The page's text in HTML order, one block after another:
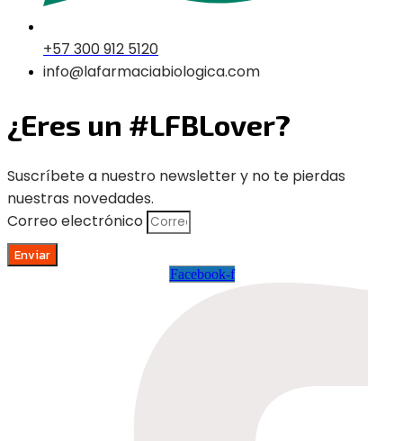
+57 300 912 5120
info@lafarmaciabiologica.com
¿Eres un #LFBLover?
Suscríbete a nuestro newsletter y no te pierdas
nuestras novedades.
Correo electrónico
Enviar
Facebook-f